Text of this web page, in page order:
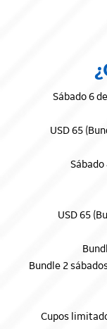
Sábado 6
USD 65
USD 65
Bundle 2
Cupos